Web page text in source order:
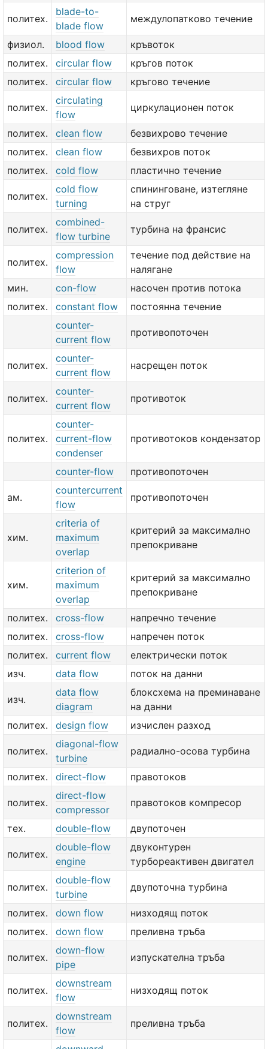
политех.
blade-to-
blade flow
междулопатково течение
физиол. blood flow
кръвоток
политех.
circular flow
кръгов поток
политех.
circular flow кръгово течение
политех.
circulating
flow
циркулационен поток
политех. clean flow
безвихрово течение
политех.
clean flow
безвихров поток
политех.
cold flow пластично течение
политех.
cold flow
turning
спининговане, изтегляне
на струг
политех.
combined-
flow turbine
турбина на франсис
политех.
compression
flow
течение под действие на
налягане
мин.
con-flow
насочен против потока
политех.
constant flow
постоянна течение
counter-
current flow
противопоточен
политех.
counter-
current flow
насрещен поток
политех.
counter-
current flow
противоток
политех.
counter-
current-flow
condenser
противотоков кондензатор
counter-flow противопоточен
ам.
countercurrent
flow
противопоточен
хим.
criteria of
maximum
overlap
критерий за максимално
препокриване
хим.
criterion of
maximum
overlap
критерий за максимално
препокриване
политех. cross-flow
напречно течение
политех.
cross-flow
напречен поток
политех.
current flow
електрически поток
изч.
data flow поток на данни
изч.
data flow
diagram
блоксхема на преминаване
на данни
политех.
design flow изчислен разход
политех.
diagonal-flow
turbine
радиално-осова турбина
политех. direct-flow правотоков
политех.
direct-flow
compressor
правотоков компресор
тех. double-flow двупоточен
политех.
double-flow
engine
двуконтурен
турбореактивен двигател
политех.
double-flow
turbine
двупоточна турбина
политех. down flow
низходящ поток
политех.
down flow преливна тръба
политех.
down-flow
pipe
изпускателна тръба
политех.
downstream
flow
низходящ поток
политех.
downstream
flow
преливна тръба